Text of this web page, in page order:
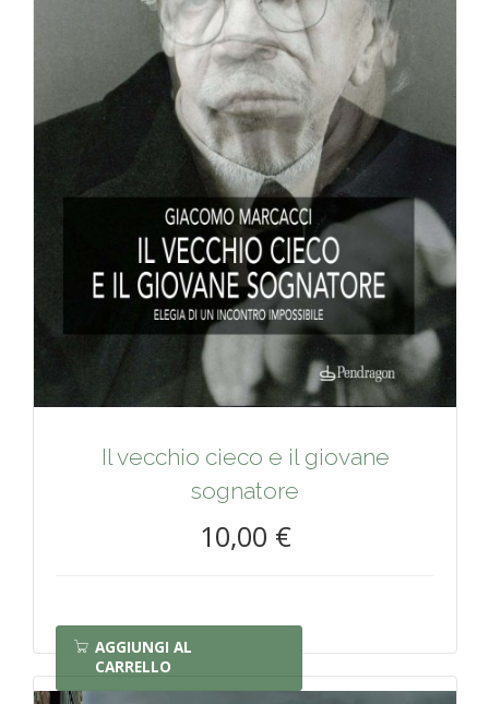
Il vecchio cieco e il giovane
sognatore
10,00 €
AGGIUNGI AL
CARRELLO